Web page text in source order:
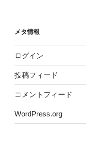
メタ情報
ログイン
投稿フィード
コメントフィード
WordPress.org